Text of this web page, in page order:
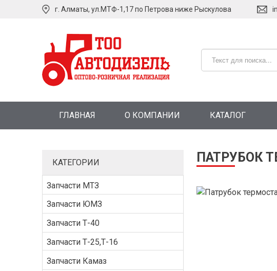
г. Алматы, ул.МТФ-1,17 по Петрова ниже Рыскулова
ГЛАВНАЯ О КОМПАНИИ КАТАЛОГ
КАТЕГОРИИ
Запчасти МТЗ
Запчасти ЮМЗ
Запчасти Т-40
Запчасти Т-25,Т-16
Запчасти Камаз
ПАТРУБОК